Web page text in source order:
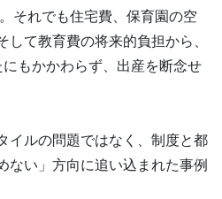
それでも住宅費、保育園の空
して教育費の将来的負担から、
もかかわらず、出産を断念せ
イルの問題ではなく、制度と都
ない」方向に追い込まれた事例